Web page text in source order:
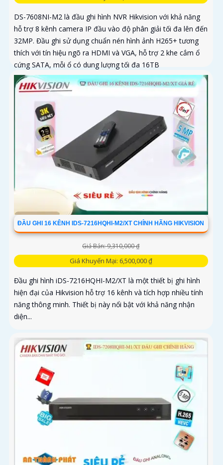
DS-7608NI-M2 là đầu ghi hình NVR Hikvision với khả năng
hỗ trợ 8 kênh camera IP đầu vào độ phân giải tối đa lên đến
32MP. Đầu ghi sử dụng chuẩn nén hình ảnh H265+ tương
thích với tín hiệu ngõ ra HDMI và VGA, hỗ trợ 2 khe cắm ổ
cứng SATA, mỗi ổ có dung lượng tối đa 16TB
ĐẦU GHI 16 KÊNH IDS-7216HQHI-M2/XT CHÍNH HÃNG HIKVISION
Giá Bán: 9,310,000 ₫
Giá Khuyến Mại: 6,500,000 ₫
Đầu ghi hình iDS-7216HQHI-M2/XT là một thiết bị ghi hình
hiện đại của Hikvision hỗ trợ 16 kênh và tích hợp nhiều tính
năng thông minh. Thiết bị này nổi bật với khả năng nhận
diện...